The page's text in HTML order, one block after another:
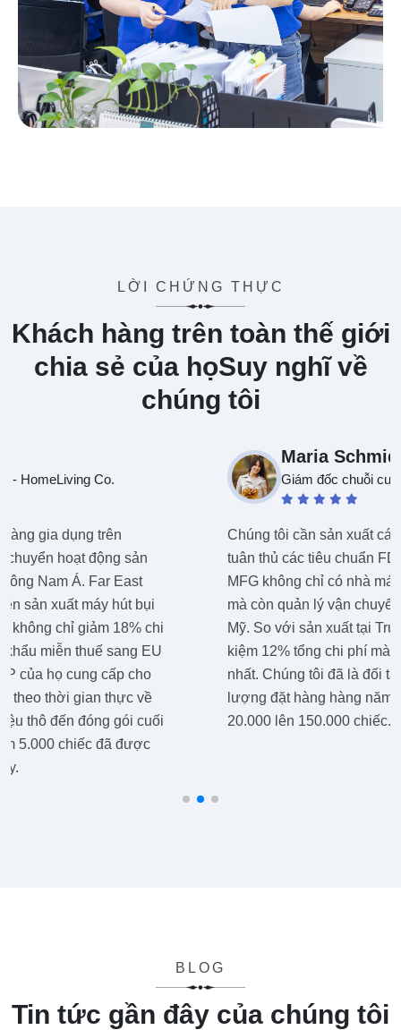
LỜI CHỨNG THỰC
Khách hàng trên toàn thế giới
chia sẻ của họSuy nghĩ về
chúng tôi
Giám đốc chuỗi cung ứng - AutoParts Global
Chúng tôi cần sản xuất các bộ phận ô tô ở Thái Lan
tuân thủ các tiêu chuẩn FDA của Hoa Kỳ. Far East
MFG không chỉ có nhà máy được chứng nhận ISO
mà còn quản lý vận chuyển nguyên container sang
Mỹ. So với sản xuất tại Trung Quốc, chúng tôi tiết
kiệm 12% tổng chi phí mà vẫn duy trì chất lượng cao
nhất. Chúng tôi đã là đối tác được 3 năm và số
lượng đặt hàng hàng năm của chúng tôi đã tăng từ
20.000 lên 150.000 chiếc.
BLOG
Tin tức gần đây của chúng tôi